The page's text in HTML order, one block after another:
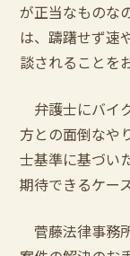
が正当なものな
は、躊躇せず速
談されることを
弁護士にバイ
方との面倒なや
士基準に基づい
期待できるケー
菅藤法律事務